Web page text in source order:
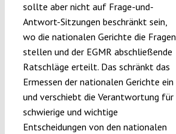
sollte aber nicht auf Frage-und-
Antwort-Sitzungen beschränkt sein,
wo die nationalen Gerichte die Fragen
stellen und der EGMR abschließende
Ratschläge erteilt. Das schränkt das
Ermessen der nationalen Gerichte ein
und verschiebt die Verantwortung für
schwierige und wichtige
Entscheidungen von den nationalen